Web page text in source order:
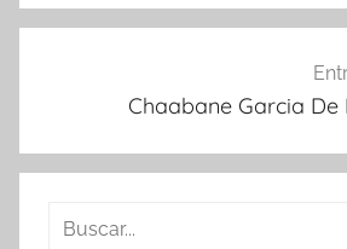
Chaabane Garcia De
Buscar: